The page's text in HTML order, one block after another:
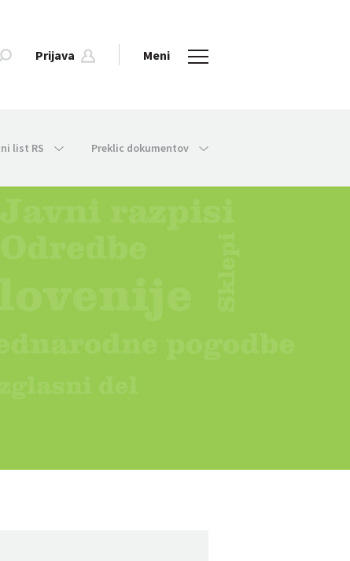
Prijava Meni
list RS Preklic dokumentov